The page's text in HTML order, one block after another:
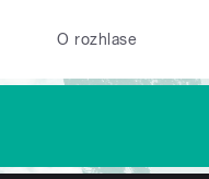
O rozhlase